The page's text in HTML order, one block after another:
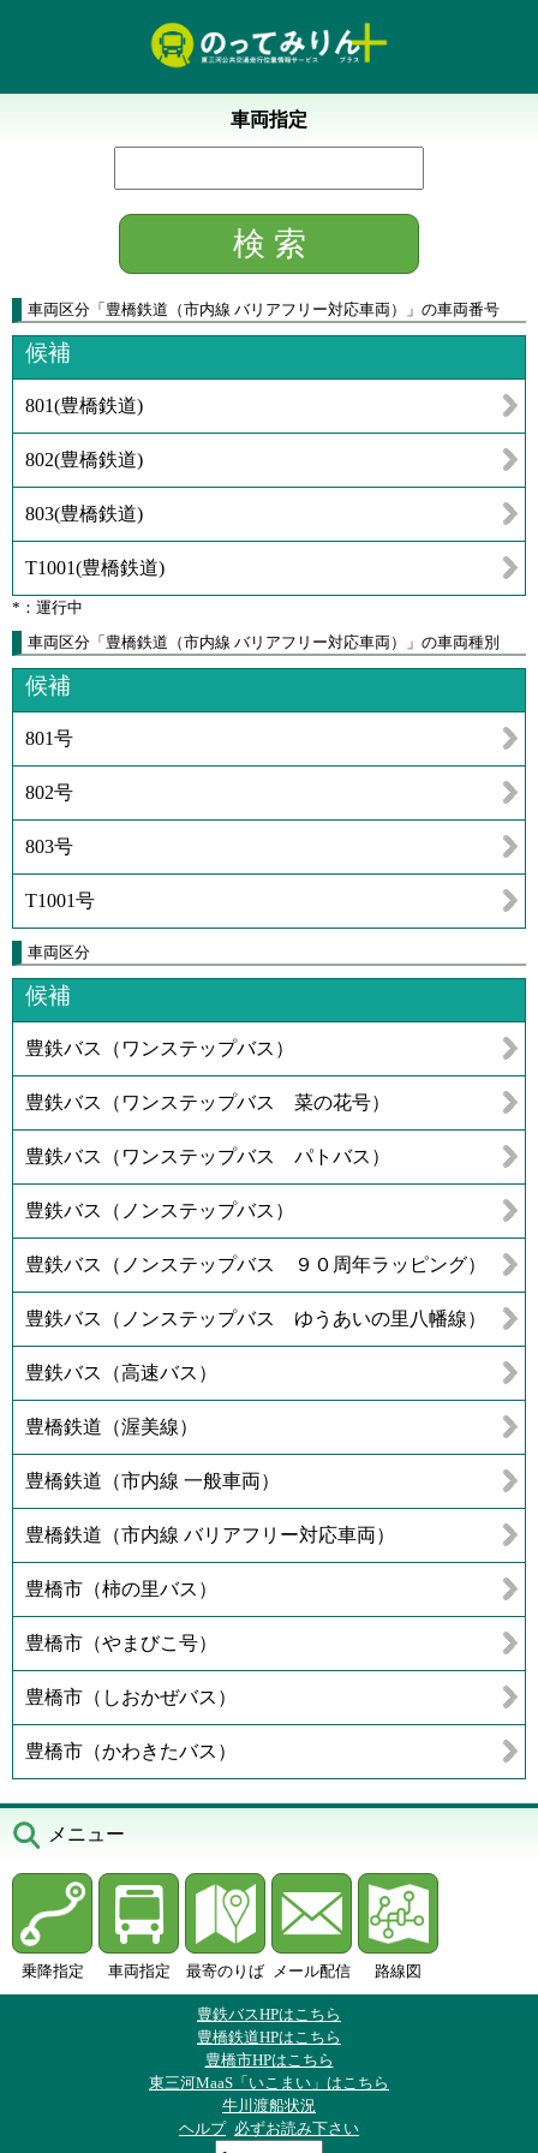
車両指定
車両区分 「 豊橋鉄道（市内線 バリアフリー対応車両） 」 の車両番号
候補
801(豊橋鉄道)
802(豊橋鉄道)
803(豊橋鉄道)
T1001(豊橋鉄道)
*：運行中
車両区分「豊橋鉄道（市内線 バリアフリー対応車両）」の車両種別
候補
801号
802号
803号
T1001号
車両区分
候補
豊鉄バス（ワンステップバス）
豊鉄バス（ワンステップバス 菜の花号）
豊鉄バス（ワンステップバス パトバス）
豊鉄バス（ノンステップバス）
豊鉄バス（ノンステップバス ９０周年ラッピング）
豊鉄バス（ノンステップバス ゆうあいの里八幡線）
豊鉄バス（高速バス）
豊橋鉄道（渥美線）
豊橋鉄道（市内線 一般車両）
豊橋鉄道（市内線 バリアフリー対応車両）
豊橋市（柿の里バス）
豊橋市（やまびこ号）
豊橋市（しおかぜバス）
豊橋市（かわきたバス）
メニュー
乗降指定 車両指定 最寄のりば メール配信 路線図
豊鉄バスHPはこちら
豊橋鉄道HPはこちら
豊橋市HPはこちら
東三河MaaS「いこまい」はこちら
牛川渡船状況
ヘルプ 必ずお読み下さい